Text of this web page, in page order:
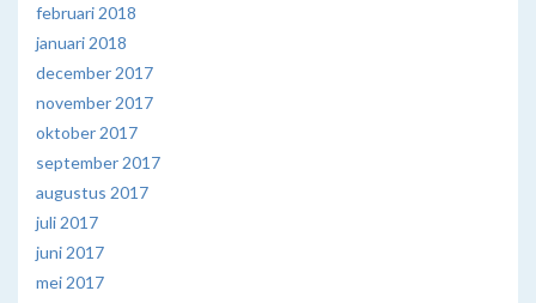
februari 2018
januari 2018
december 2017
november 2017
oktober 2017
september 2017
augustus 2017
juli 2017
juni 2017
mei 2017